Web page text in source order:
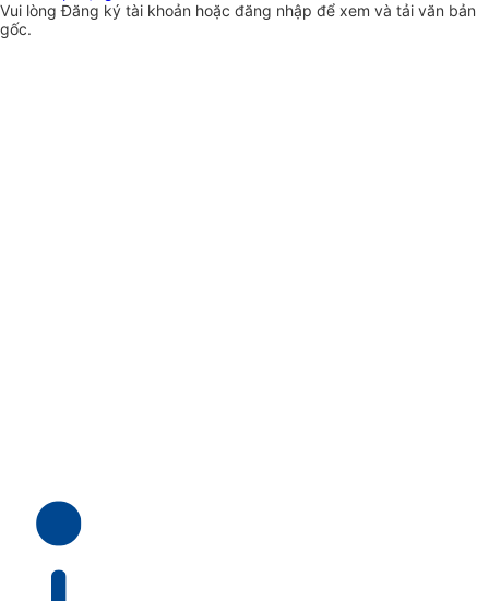
Vui lòngĐăng ký tài khoản hoặc đăng nhập để xem và tải văn bản
gốc.